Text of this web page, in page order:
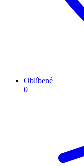
Oblíbené
0